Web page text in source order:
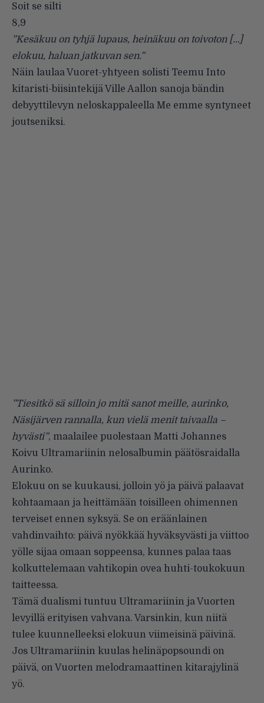
Soit se silti
8,9
”Kesäkuu on tyhjä lupaus, heinäkuu on toivoton […]
elokuu, haluan jatkuvan sen.”
Näin laulaa Vuoret-yhtyeen solisti Teemu Into
kitaristi-biisintekijä Ville Aallon sanoja bändin
debyyttilevyn neloskappaleella Me emme syntyneet
joutseniksi.
”Tiesitkö sä silloin jo mitä sanot meille, aurinko,
Näsijärven rannalla, kun vielä menit taivaalla –
hyvästi”, maalailee puolestaan Matti Johannes
Koivu Ultramariinin nelos­albumin päätösraidalla
Aurinko.
Elokuu on se kuukausi, jolloin yö ja päivä palaavat
kohtaamaan ja heittämään toisilleen ohimennen
terveiset ennen syksyä. Se on eräänlainen
vahdinvaihto: päivä nyökkää hyväksyvästi ja viittoo
yölle sijaa omaan soppeensa, kunnes palaa taas
kolkuttelemaan vahtikopin ovea huhti-toukokuun
taitteessa.
Tämä dualismi tuntuu Ultramariinin ja Vuorten
levyillä erityisen vahvana. Varsinkin, kun niitä
tulee kuunnelleeksi elokuun viimeisinä päivinä.
Jos Ultramariinin kuulas helinäpopsoundi on
päivä, on Vuorten melodramaattinen kitarajylinä
yö.